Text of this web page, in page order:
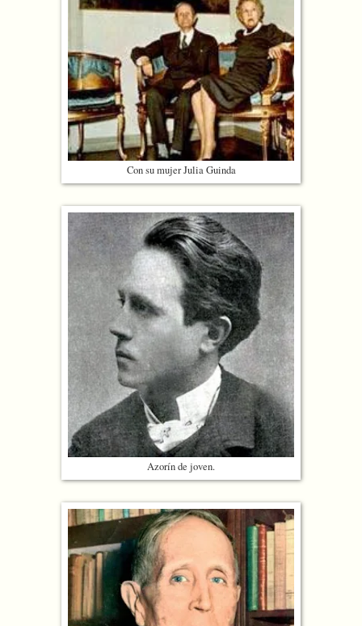
Con su mujer Julia Guinda
Azorín de joven.